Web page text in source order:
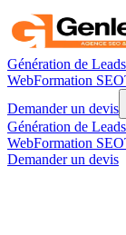
Génération de Leads
WebFormation SEO
Demander un devis
Génération de Leads
WebFormation SEO
Demander un devis